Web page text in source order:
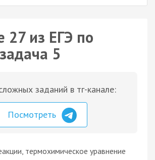
27 из ЕГЭ по
5
заданий в тг-канале:
Посмотреть
термохимическое уравнение